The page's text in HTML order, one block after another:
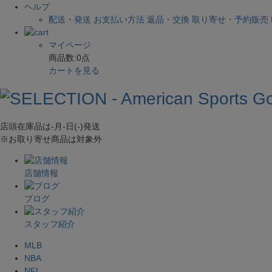
ヘルプ
配送・発送 お支払い方法 返品・交換 取り寄せ・予約販売
マイページ
商品数:0点
カートを見る
店頭在庫品は-月-日(-)発送
※お取り寄せ商品は対象外
店舗情報
ブログ
スタッフ紹介
MLB
NBA